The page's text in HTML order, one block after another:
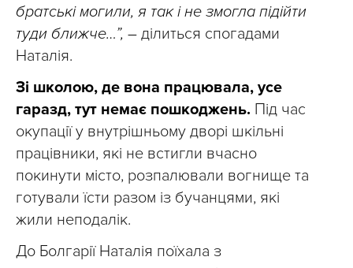
братські могили, я так і не змогла підійти
туди ближче…”, – ділиться спогадами
Наталія.
Зі школою, де вона працювала, усе
гаразд, тут немає пошкоджень. Під час
окупації у внутрішньому дворі шкільні
працівники, які не встигли вчасно
покинути місто, розпалювали вогнище та
готували їсти разом із бучанцями, які
жили неподалік.
До Болгарії Наталія поїхала з